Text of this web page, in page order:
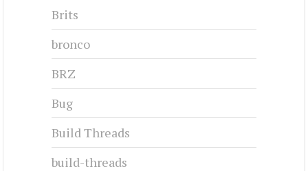
Brits
bronco
BRZ
Bug
Build Threads
build-threads